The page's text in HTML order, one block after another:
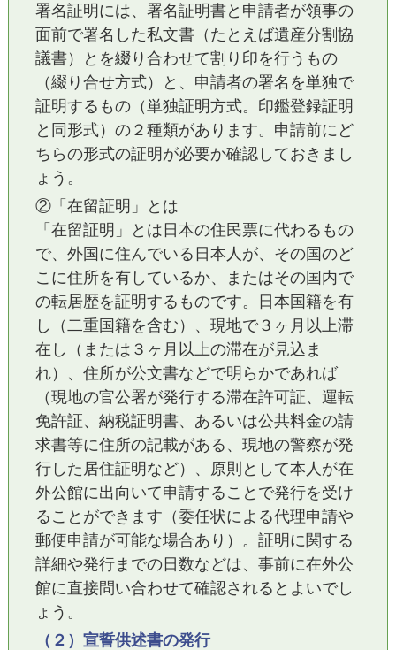
署名証明には、署名証明書と申請者が領事の
面前で署名した私文書（たとえば遺産分割協
議書）とを綴り合わせて割り印を行うもの
（綴り合せ方式）と、申請者の署名を単独で
証明するもの（単独証明方式。印鑑登録証明
と同形式）の２種類があります。申請前にど
ちらの形式の証明が必要か確認しておきまし
ょう。
②「在留証明」とは
「在留証明」とは日本の住民票に代わるもの
で、外国に住んでいる日本人が、その国のど
こに住所を有しているか、またはその国内で
の転居歴を証明するものです。日本国籍を有
し（二重国籍を含む）、現地で３ヶ月以上滞
在し（または３ヶ月以上の滞在が見込ま
れ）、住所が公文書などで明らかであれば
（現地の官公署が発行する滞在許可証、運転
免許証、納税証明書、あるいは公共料金の請
求書等に住所の記載がある、現地の警察が発
行した居住証明など）、原則として本人が在
外公館に出向いて申請することで発行を受け
ることができます（委任状による代理申請や
郵便申請が可能な場合あり）。証明に関する
詳細や発行までの日数などは、事前に在外公
館に直接問い合わせて確認されるとよいでし
ょう。
（２）宣誓供述書の発行